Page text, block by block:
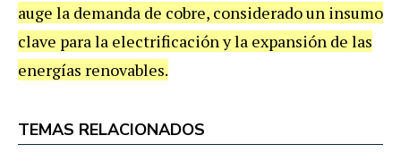
auge la demanda de cobre, considerado un insumo
clave para la electrificación y la expansión de las
energías renovables.
TEMAS RELACIONADOS